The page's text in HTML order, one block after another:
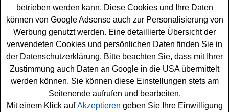
Anzeige:
betrieben werden kann. Diese Cookies und Ihre Daten
können von Google Adsense auch zur Personalisierung von
Werbung genutzt werden. Eine detaillierte Übersicht der
verwendeten Cookies und persönlichen Daten finden Sie in
der Datenschutzerklärung. Bitte beachten Sie, dass mit Ihrer
Zustimmung auch Daten an Google in die USA übermittelt
werden können. Sie können diese Einstellungen stets am
Seitenende aufrufen und bearbeiten.
Mit einem Klick aufAkzeptieren geben Sie Ihre Einwilligung